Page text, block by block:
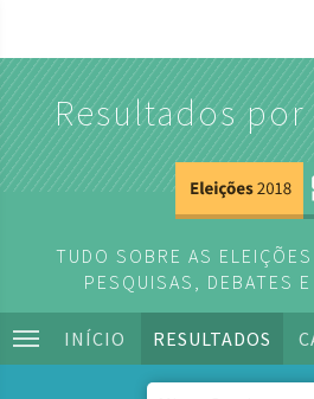
Resultados
TUDO SOBRE AS
PESQUISAS, DEBATES
INÍCIO RESULTADOS